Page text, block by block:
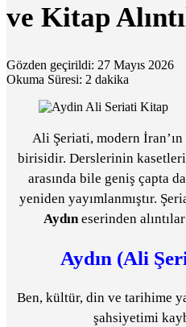
ve Kitap
Gözden geçirildi: 27 Mayıs 2026
Okuma Süresi: 2 dakika
Ali Şeriati, modern
birisidir. Derslerinin
arasında bile geniş çapta
yeniden yayımlanmıştır.
Aydıneserinden
Aydın (Ali
Ben, kültür, din ve tarihime
şahsiyetimi